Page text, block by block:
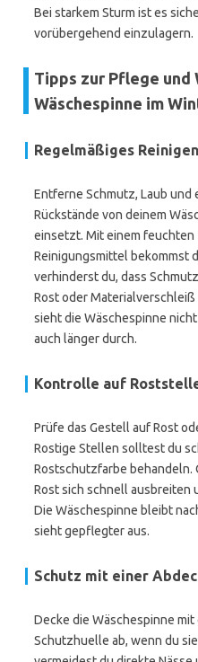
Bei starkem Sturm ist es
vorübergehend einzulagern.
Tipps zur Pflege und
Wäschespinne im
Regelmäßiges Reinigen
Entferne Schmutz, Laub
Rückstände von deinem
einsetzt. Mit einem feuchten
Reinigungsmittel bekommst
verhinderst du, dass
Rost oder
sieht die Wäschespinne
auch länger durch.
Kontrolle auf
Prüfe das Gestell auf Rost
Rostige Stellen solltest du
Rostschutzfarbe behandeln.
Rost sich schnell ausbreiten
Die Wäschespinne bleibt
sieht gepflegter aus.
Schutz mit einer
Decke die Wäschespinne
Schutzhuelle ab, wenn du